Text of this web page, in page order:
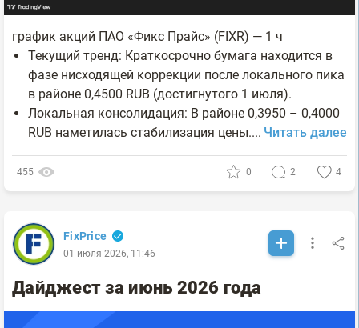
график акций ПАО «Фикс Прайс» (FIXR) — 1 ч
Текущий тренд: Краткосрочно бумага находится в
фазе нисходящей коррекции после локального пика
в районе 0,4500 RUB (достигнутого 1 июля).
Локальная консолидация: В районе 0,3950 – 0,4000
RUB наметилась стабилизация цены.... Читать далее
455 0 2 4
FixPrice
01 июля 2026, 11:46
Дайджест за июнь 2026 года